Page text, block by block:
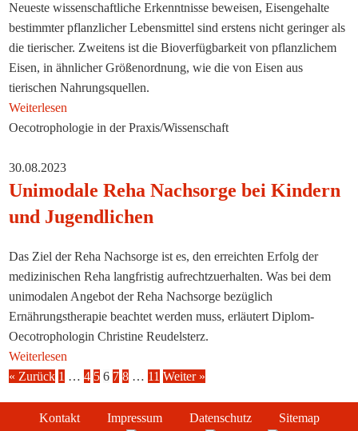
Neueste wissenschaftliche Erkenntnisse beweisen, Eisengehalte
bestimmter pflanzlicher Lebensmittel sind erstens nicht geringer als
die tierischer. Zweitens ist die Bioverfügbarkeit von pflanzlichem
Eisen, in ähnlicher Größenordnung, wie die von Eisen aus
tierischen Nahrungsquellen.
Weiterlesen
Oecotrophologie in der Praxis/Wissenschaft
30.08.2023
Unimodale Reha Nachsorge bei Kindern
und Jugendlichen
Das Ziel der Reha Nachsorge ist es, den erreichten Erfolg der
medizinischen Reha langfristig aufrechtzuerhalten. Was bei dem
unimodalen Angebot der Reha Nachsorge bezüglich
Ernährungstherapie beachtet werden muss, erläutert Diplom-
Oecotrophologin Christine Reudelsterz.
Weiterlesen
« Zurück 1 … 4 5 6 7 8 … 11 Weiter »
Kontakt Impressum Datenschutz Sitemap